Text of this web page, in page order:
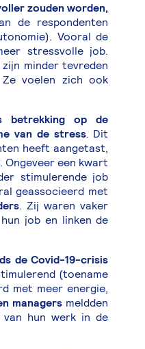
zouden worden,
de respondenten
Vooral de
stressvolle job.
minder tevreden
voelen zich ook
betrekking op de
van de stress. Dit
heeft aangetast,
een kwart
stimulerende job
geassocieerd met
. Zij waren vaker
job en linken de
de Covid-19-crisis
(toename
met meer energie,
managers meldden
van hun werk in de